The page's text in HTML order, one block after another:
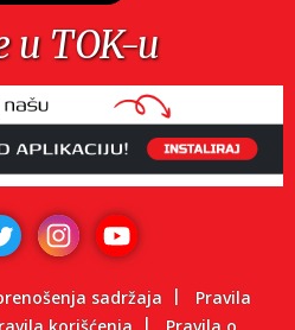
u TOK-u
sadržaja
Pravila